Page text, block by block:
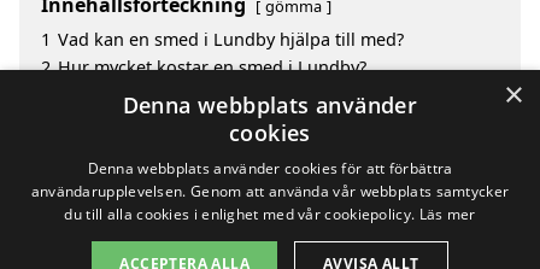
gömma
1 Vad kan en smed i Lundby hjälpa till med?
2 Hur mycket kostar en smed i Lundby?
Fördelar med att välja smed i Lundby
Sök efter en skicklig smed i de omgivande städerna
Copyright 2026 - Pilanto Aps
×
Denna webbplats använder
cookies
Denna webbplats använder cookies för att förbättra
användarupplevelsen. Genom att använda vår webbplats samtycker
du till alla cookies i enlighet med vår cookiepolicy. Läs mer
ACCEPTERA ALLA AVVISA ALLT